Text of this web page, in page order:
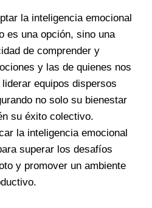
la inteligencia emocional
es una opción, sino una
de comprender y
y las de quienes nos
equipos dispersos
no solo su bienestar
su éxito colectivo.
la inteligencia emocional
superar los desafíos
y promover un ambiente